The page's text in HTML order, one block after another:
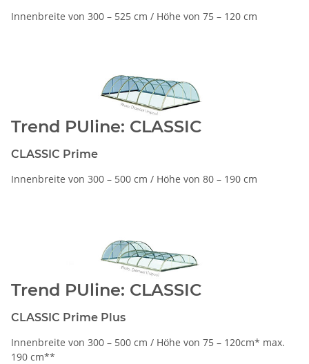
Innenbreite von 300 – 525 cm / Höhe von 75 – 120 cm
Trend PUline: CLASSIC
CLASSIC Prime
Innenbreite von 300 – 500 cm / Höhe von 80 – 190 cm
Trend PUline: CLASSIC
CLASSIC Prime Plus
Innenbreite von 300 – 500 cm / Höhe von 75 – 120cm* max.
190 cm**